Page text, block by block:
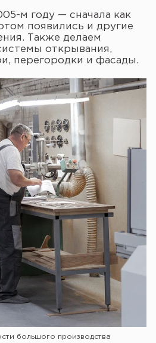
м году — сначала как
появились и другие
Также делаем
открывания,
перегородки и фасады.
большого производства